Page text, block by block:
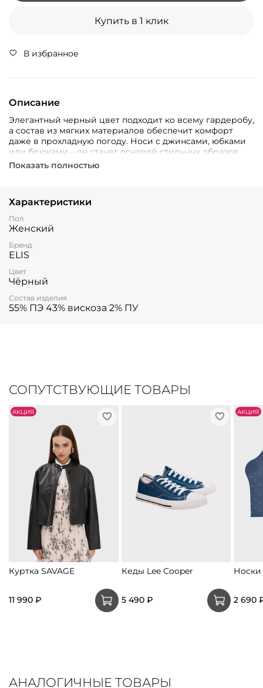
Купить в 1 клик
В избранное
Описание
Элегантный черный цвет подходит ко всему гардеробу,
а состав из мягких материалов обеспечит комфорт
даже в прохладную погоду. Носи с джинсами, юбками
или брюками – он станет основой стильных образов
этого года.
Показать полностью
Характеристики
Пол
Женский
Бренд
ELIS
Цвет
Чёрный
Состав изделия
55% ПЭ 43% вискоза 2% ПУ
СОПУТСТВУЮЩИЕ ТОВАРЫ
АKЦИЯ
Куртка SAVAGE
11 990 ₽
Кеды Lee Cooper
5 490 ₽
АKЦИЯ
Носки
2 690
АНАЛОГИЧНЫЕ ТОВАРЫ